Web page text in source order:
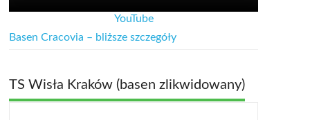
YouTube
Basen Cracovia – bliższe szczegóły
TS Wisła Kraków (basen zlikwidowany)